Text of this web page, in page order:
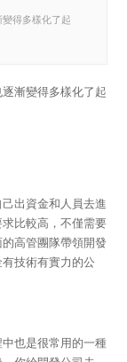
得多樣化了起
漸變得多樣化了起
出資金和人員去進
比較高，不僅需要
高管團隊帶領開發
技術有實力的公
也是很常用的一種